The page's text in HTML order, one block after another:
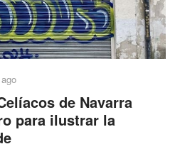
de Navarra
para ilustrar la